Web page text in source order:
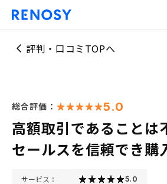
評判・口コミTOPへ
総合評価： 5.0
高額取引であることは
セールスを信頼でき購
サービス： 5.0